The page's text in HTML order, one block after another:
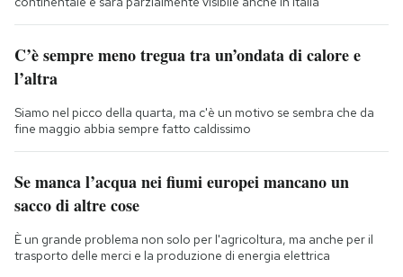
C’è sempre meno tregua tra un’ondata di calore e
l’altra
Siamo nel picco della quarta, ma c'è un motivo se sembra che da
fine maggio abbia sempre fatto caldissimo
Se manca l’acqua nei fiumi europei mancano un
sacco di altre cose
È un grande problema non solo per l'agricoltura, ma anche per il
trasporto delle merci e la produzione di energia elettrica